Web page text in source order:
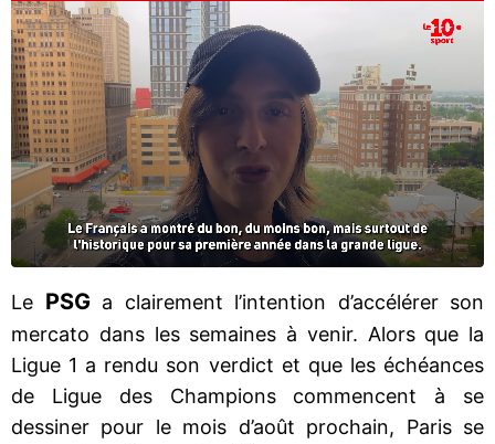
Le PSGa clairement l’intention d’accélérer son
mercato dans les semaines à venir. Alors que la
Ligue 1 a rendu son verdict et que les échéances
de Ligue des Champions commencent à se
dessiner pour le mois d’août prochain, Paris se